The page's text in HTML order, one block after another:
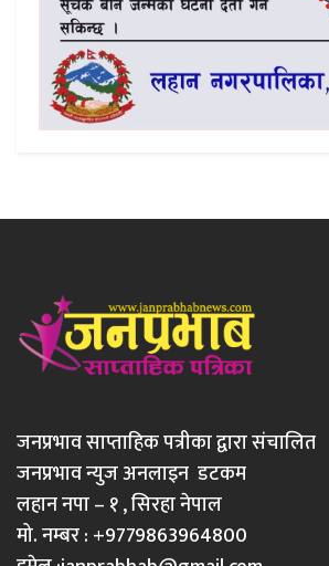
जनप्रभाव साप्ताहिक पत्रीका द्वारा संचालित
जनप्रभाव न्युज अनलाइन डटकम
लहान नपा – १ , सिरहा नेपाल
मो. नम्बर : +9779863964800